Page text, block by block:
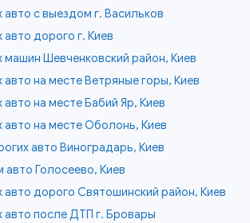
авто с выездом г. Васильков
авто дорого г. Киев
машин Шевченковский район, Киев
авто на месте Ветряные горы, Киев
авто на месте Бабий Яр, Киев
авто на месте Оболонь, Киев
авто Виноградарь, Киев
авто Голосеево, Киев
авто дорого Святошинский район, Киев
авто после ДТП г. Бровары